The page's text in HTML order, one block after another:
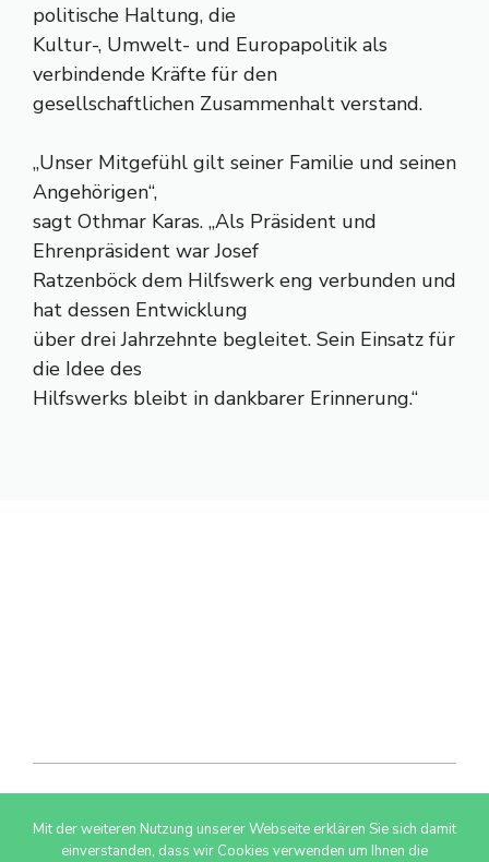
politische Haltung, die
Kultur-, Umwelt- und Europapolitik als
verbindende Kräfte für den
gesellschaftlichen Zusammenhalt verstand.
„Unser Mitgefühl gilt seiner Familie und seinen
Angehörigen“,
sagt Othmar Karas. „Als Präsident und
Ehrenpräsident war Josef
Ratzenböck dem Hilfswerk eng verbunden und
hat dessen Entwicklung
über drei Jahrzehnte begleitet. Sein Einsatz für
die Idee des
Hilfswerks bleibt in dankbarer Erinnerung.“
© 2026 AdSimple GmbH
Mit der weiteren Nutzung unserer Webseite erklären Sie sich damit
einverstanden, dass wir Cookies verwenden um Ihnen die